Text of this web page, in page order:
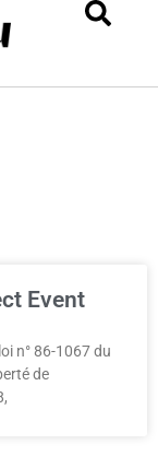
Event
n° 86-1067 du
de